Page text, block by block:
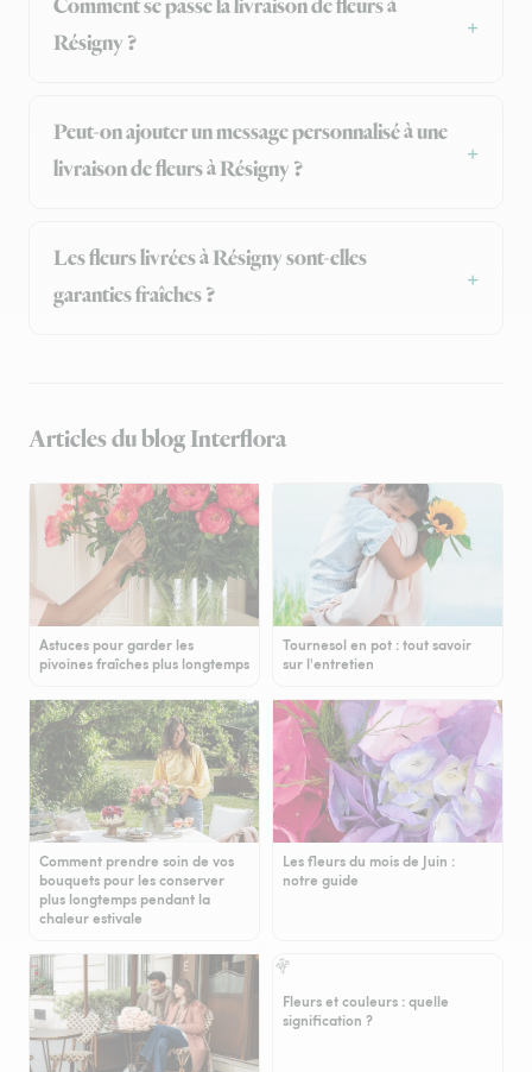
Comment se passe la livraison de fleurs à
Résigny ?
Peut-on ajouter un message personnalisé à une
livraison de fleurs à Résigny ?
Les fleurs livrées à Résigny sont-elles
garanties fraîches ?
Articles du blog Interflora
Astuces pour garder les
pivoines fraîches plus longtemps
Tournesol en pot : tout savoir
sur l'entretien
Comment prendre soin de vos
bouquets pour les conserver
plus longtemps pendant la
chaleur estivale
Les fleurs du mois de Juin :
notre guide
Fleurs et couleurs : quelle
signification ?